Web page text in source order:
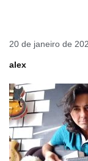
20 de janeiro de
alex